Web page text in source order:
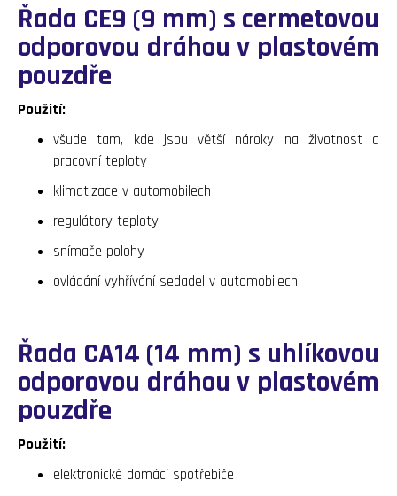
Řada CE9 (9 mm) s cermetovou
odporovou dráhou v plastovém
pouzdře
Použití:
všude tam, kde jsou větší nároky na životnost a
pracovní teploty
klimatizace v automobilech
regulátory teploty
snímače polohy
ovládání vyhřívání sedadel v automobilech
Řada CA14 (14 mm) s uhlíkovou
odporovou dráhou v plastovém
pouzdře
Použití:
elektronické domácí spotřebiče